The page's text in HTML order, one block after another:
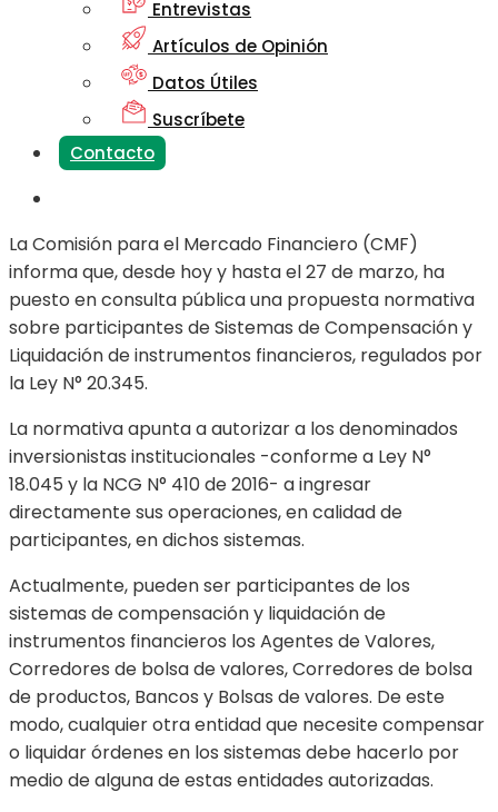
Entrevistas
Artículos de Opinión
Datos Útiles
Suscríbete
Contacto
La Comisión para el Mercado Financiero (CMF)
informa que, desde hoy y hasta el 27 de marzo, ha
puesto en consulta pública una propuesta normativa
sobre participantes de Sistemas de Compensación y
Liquidación de instrumentos financieros, regulados por
la Ley N° 20.345.
La normativa apunta a autorizar a los denominados
inversionistas institucionales -conforme a Ley N°
18.045 y la NCG N° 410 de 2016- a ingresar
directamente sus operaciones, en calidad de
participantes, en dichos sistemas.
Actualmente, pueden ser participantes de los
sistemas de compensación y liquidación de
instrumentos financieros los Agentes de Valores,
Corredores de bolsa de valores, Corredores de bolsa
de productos, Bancos y Bolsas de valores. De este
modo, cualquier otra entidad que necesite compensar
o liquidar órdenes en los sistemas debe hacerlo por
medio de alguna de estas entidades autorizadas.